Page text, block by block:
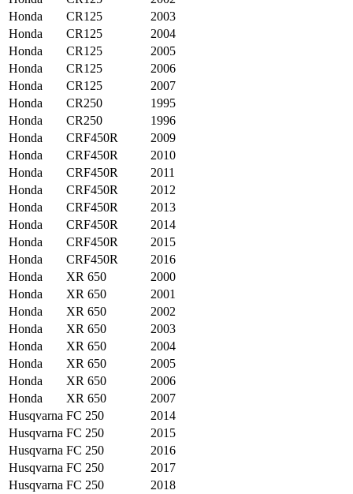
Honda
CR125
2003
Honda
CR125
2004
Honda
CR125
2005
Honda
CR125
2006
Honda
CR125
2007
Honda
CR250
1995
Honda
CR250
1996
Honda
CRF450R
2009
Honda
CRF450R
2010
Honda
CRF450R
2011
Honda
CRF450R
2012
Honda
CRF450R
2013
Honda
CRF450R
2014
Honda
CRF450R
2015
Honda
CRF450R
2016
Honda
XR 650
2000
Honda
XR 650
2001
Honda
XR 650
2002
Honda
XR 650
2003
Honda
XR 650
2004
Honda
XR 650
2005
Honda
XR 650
2006
Honda
XR 650
2007
Husqvarna FC 250
2014
Husqvarna FC 250
2015
Husqvarna FC 250
2016
Husqvarna FC 250
2017
Husqvarna FC 250
2018